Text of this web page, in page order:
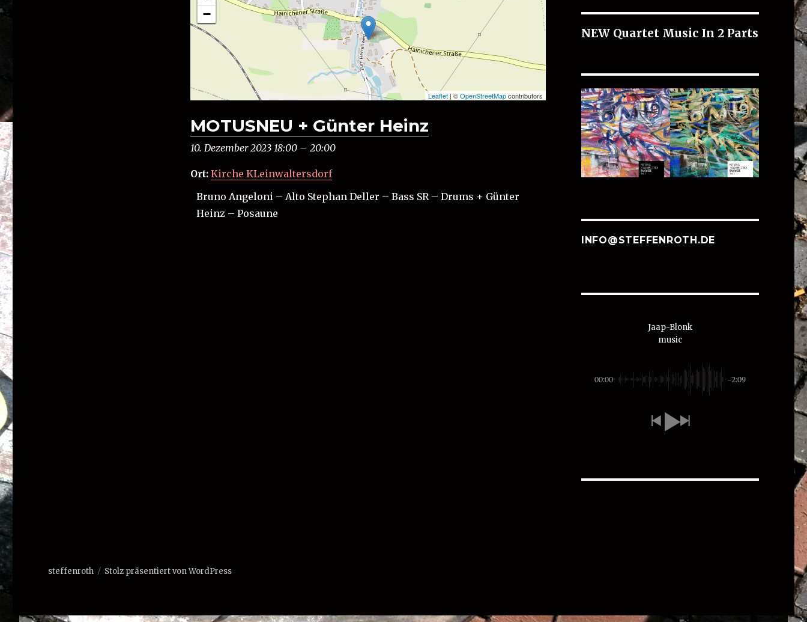
−
Leaflet| ©OpenStreetMapcontributors
MOTUSNEU + Günter Heinz
10. Dezember 2023 18:00– 20:00
Ort: Kirche KLeinwaltersdorf
Bruno Angeloni – Alto Stephan Deller – Bass SR – Drums + Günter
Heinz – Posaune
NEW Quartet Music In 2 Parts
INFO@STEFFENROTH.DE
Jaap-Blonk
music
00:00 -2:09
steffenroth Stolz präsentiert von WordPress